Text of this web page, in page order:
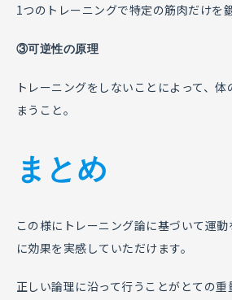
1つのトレーニングで特定の筋肉だけを
③可逆性の原理
トレーニングをしないことによって、
まうこと。
まとめ
この様にトレーニング論に基づいて運
に効果を実感していただけます。
正しい論理に沿って行うことがとての重
目的
原理・原則